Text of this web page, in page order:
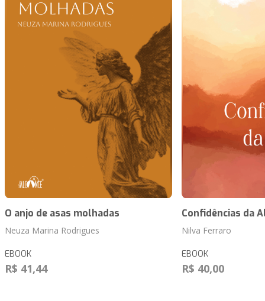
O anjo de asas molhadas
Neuza Marina Rodrigues
EBOOK
R$ 41,44
Confidências da
Nilva Ferraro
EBOOK
R$ 40,00